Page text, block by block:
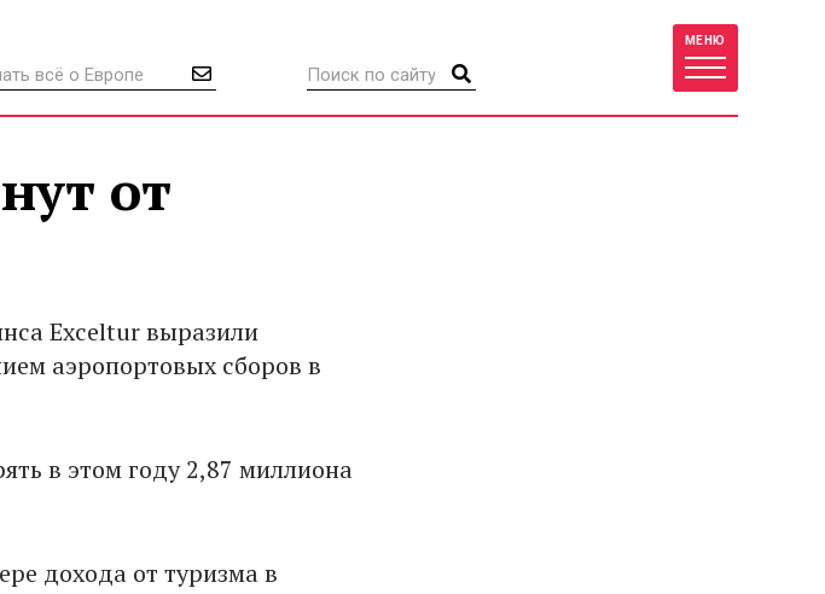
МЕНЮ
от
Exceltur выразили
аэропортовых сборов в
в этом году 2,87 миллиона
дохода от туризма в